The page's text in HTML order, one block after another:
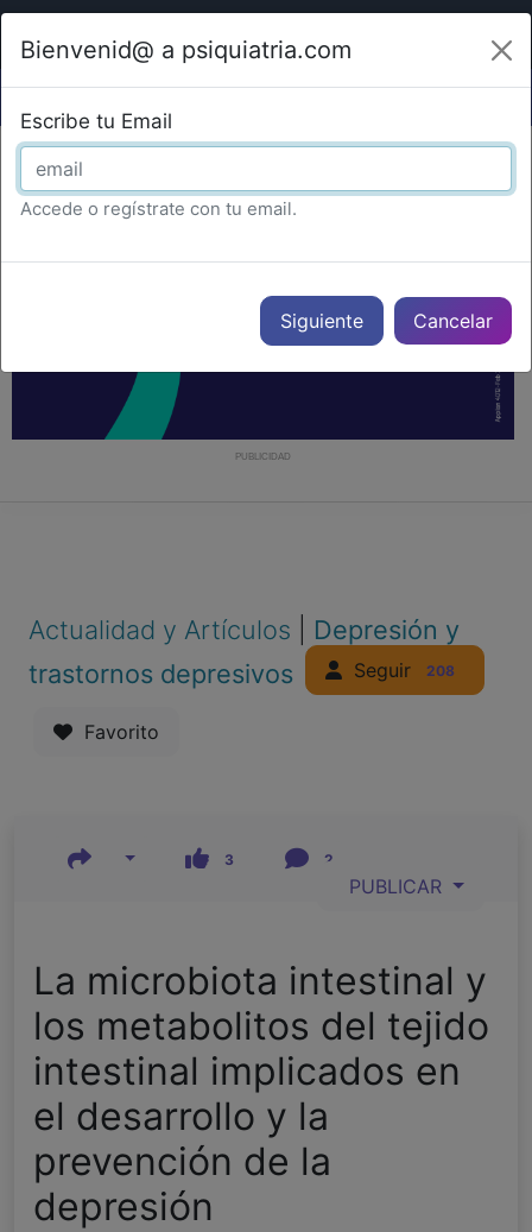
Bienvenid@ a psiquiatria.com
Escribe tu Email
Accede o regístrate con tu email.
Cancelar
PUBLICIDAD
Actualidad y Artículos
Depresión y
trastornos depresivos
Seguir 208
Favorito
3 2
PUBLICAR
La microbiota intestinal y
los metabolitos del tejido
intestinal implicados en
el desarrollo y la
prevención de la
depresión